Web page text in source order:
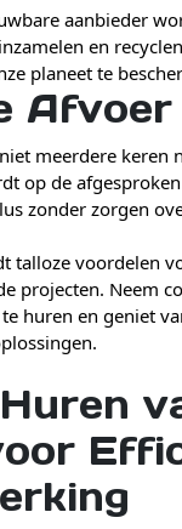
aanbieder
en
planeet te
Afvoer
meerdere keren
op de
zonder zorgen
talloze voordelen
projecten. Neem
huren en geniet